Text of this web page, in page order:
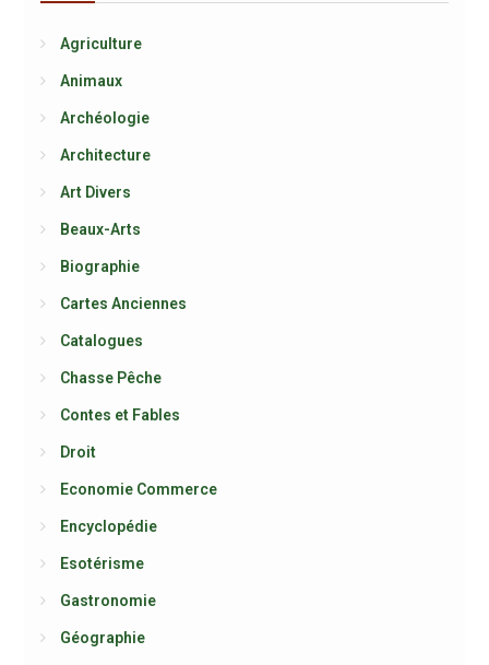
Agriculture
Animaux
Archéologie
Architecture
Art Divers
Beaux-Arts
Biographie
Cartes Anciennes
Catalogues
Chasse Pêche
Contes et Fables
Droit
Economie Commerce
Encyclopédie
Esotérisme
Gastronomie
Géographie